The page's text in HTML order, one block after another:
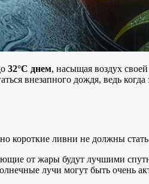
32°C днем, насыщая воздух
внезапного дождя, ведь
короткие ливни не должны стать
от жары будут лучшими
лучи могут быть очень